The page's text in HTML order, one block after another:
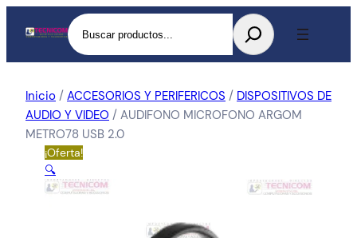
Buscar
Inicio / ACCESORIOS Y PERIFERICOS / DISPOSITIVOS DE
AUDIO Y VIDEO / AUDIFONO MICROFONO ARGOM
METRO78 USB 2.0
¡Oferta!
🔍